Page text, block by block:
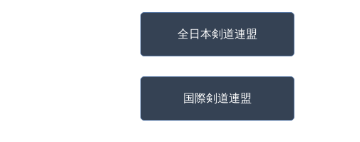
全日本剣道連盟
国際剣道連盟